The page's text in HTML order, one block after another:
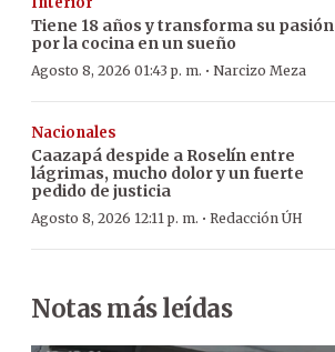
Tiene 18 años y transforma su pasión
por la cocina en un sueño
Agosto 8, 2026 01:43 p. m. · Narcizo Meza
Nacionales
Caazapá despide a Roselín entre
lágrimas, mucho dolor y un fuerte
pedido de justicia
Agosto 8, 2026 12:11 p. m. · Redacción ÚH
Notas más leídas